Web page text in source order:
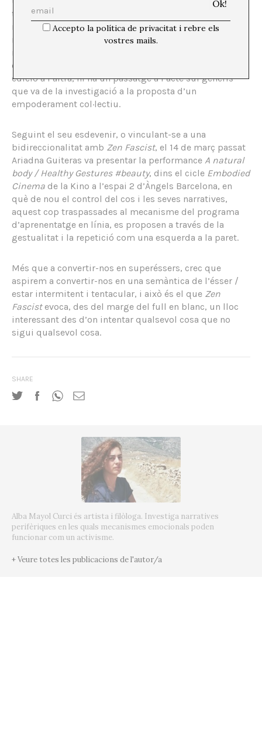
textos, els primers obtinguts d’apps per a smartphones
relacionades amb la pràctica del ioga, els segons de
retòriques publicitàries d’empreses de fitness, de
referències al darwinisme espiritual i de cites d’autores
com Silvia Federici, Hannah Arendt i Foucault. D’una
edició a l’altra, hi ha un passatge a l’acte sui generis
que va de la investigació a la proposta d’un
empoderament col·lectiu.
Seguint el seu esdevenir, o vinculant-se a una
bidireccionalitat amb Zen Fascist, el 14 de març passat
Ariadna Guiteras va presentar la performance A natural
body / Healthy Gestures #beauty, dins el cicle Embodied
Cinema de la Kino a l’espai 2 d’Àngels Barcelona, en
què de nou el control del cos i les seves narratives,
aquest cop traspassades al mecanisme del programa
d’aprenentatge en línia, es proposen a través de la
gestualitat i la repetició com una esquerda a la paret.
Més que a convertir-nos en superéssers, crec que
aspirem a convertir-nos en una semàntica de l’ésser /
estar intermitent i tentacular, i això és el que Zen
Fascistevoca, des del marge del full en blanc, un lloc
interessant des d’on intentar qualsevol cosa que no
sigui qualsevol cosa.
SHARE
Alba Mayol Curci és artista i filòloga. Investiga narratives
perifèriques en les quals mecanismes emocionals poden
funcionar com un activisme.
+ Veure totes les publicacions de l'autor/a
Accepto la política de privacitat i rebre els
vostres mails.